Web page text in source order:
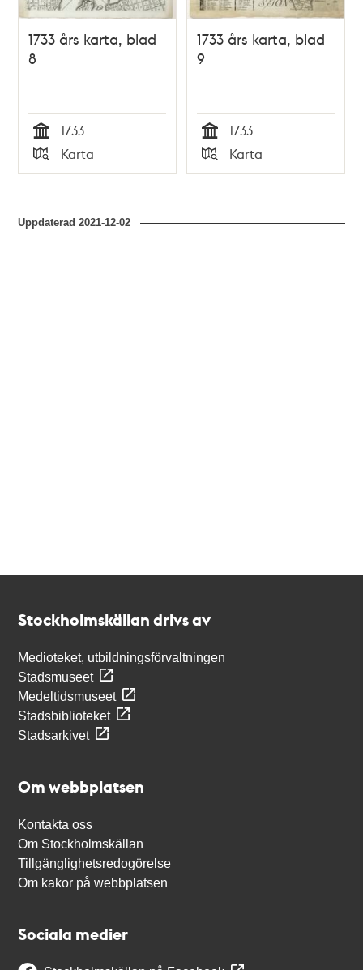
1733 års karta, blad
8
Tid
1733
Typ
Karta
1733 års karta, blad
9
Tid
1733
Typ
Karta
Uppdaterad2021-12-02
Stockholmskällan drivs av
Medioteket, utbildningsförvaltningen
Stadsmuseet
Medeltidsmuseet
Stadsbiblioteket
Stadsarkivet
Om webbplatsen
Kontakta oss
Om Stockholmskällan
Tillgänglighetsredogörelse
Om kakor på webbplatsen
Sociala medier